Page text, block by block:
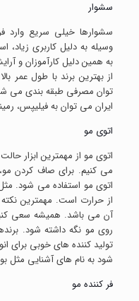
سشوار
سشوارها خیلی سریع وارد
وسیله به دلیل کاربری زیاد،
به همین دلیل کارآموزان و
از بهترین برند با طول عمر
توان مصرفی طبقه بندی می
ایران می توان به فیلیپس،
اتوی مو
اتوی مو از مهمترین ابزار
می کنیم. برای صاف کردن مو،
اتوی مو استفاده می شود.
از حرارت است. مهمترین
آن می باشد. همیشه سعی
روی مو نگه داشته شود.
تولید کننده های خوبی برای
شود به نام های آشنایی مثل
فر کننده مو